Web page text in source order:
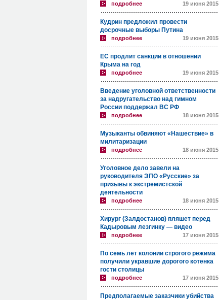
подробнее 19 июня 2015
Кудрин предложил провести
досрочные выборы Путина
подробнее 19 июня 2015
ЕС продлит санкции в отношении
Крыма на год
подробнее 19 июня 2015
Введение уголовной ответственности
за надругательство над гимном
России поддержал ВС РФ
подробнее 18 июня 2015
Музыканты обвиняют «Нашествие» в
милитаризации
подробнее 18 июня 2015
Уголовное дело завели на
руководителя ЭПО «Русские» за
призывы к экстремистской
деятельности
подробнее 18 июня 2015
Хирург (Залдостанов) пляшет перед
Кадыровым лезгинку — видео
подробнее 17 июня 2015
По семь лет колонии строгого режима
получили укравшие дорогого котенка
гости столицы
подробнее 17 июня 2015
Предполагаемые заказчики убийства